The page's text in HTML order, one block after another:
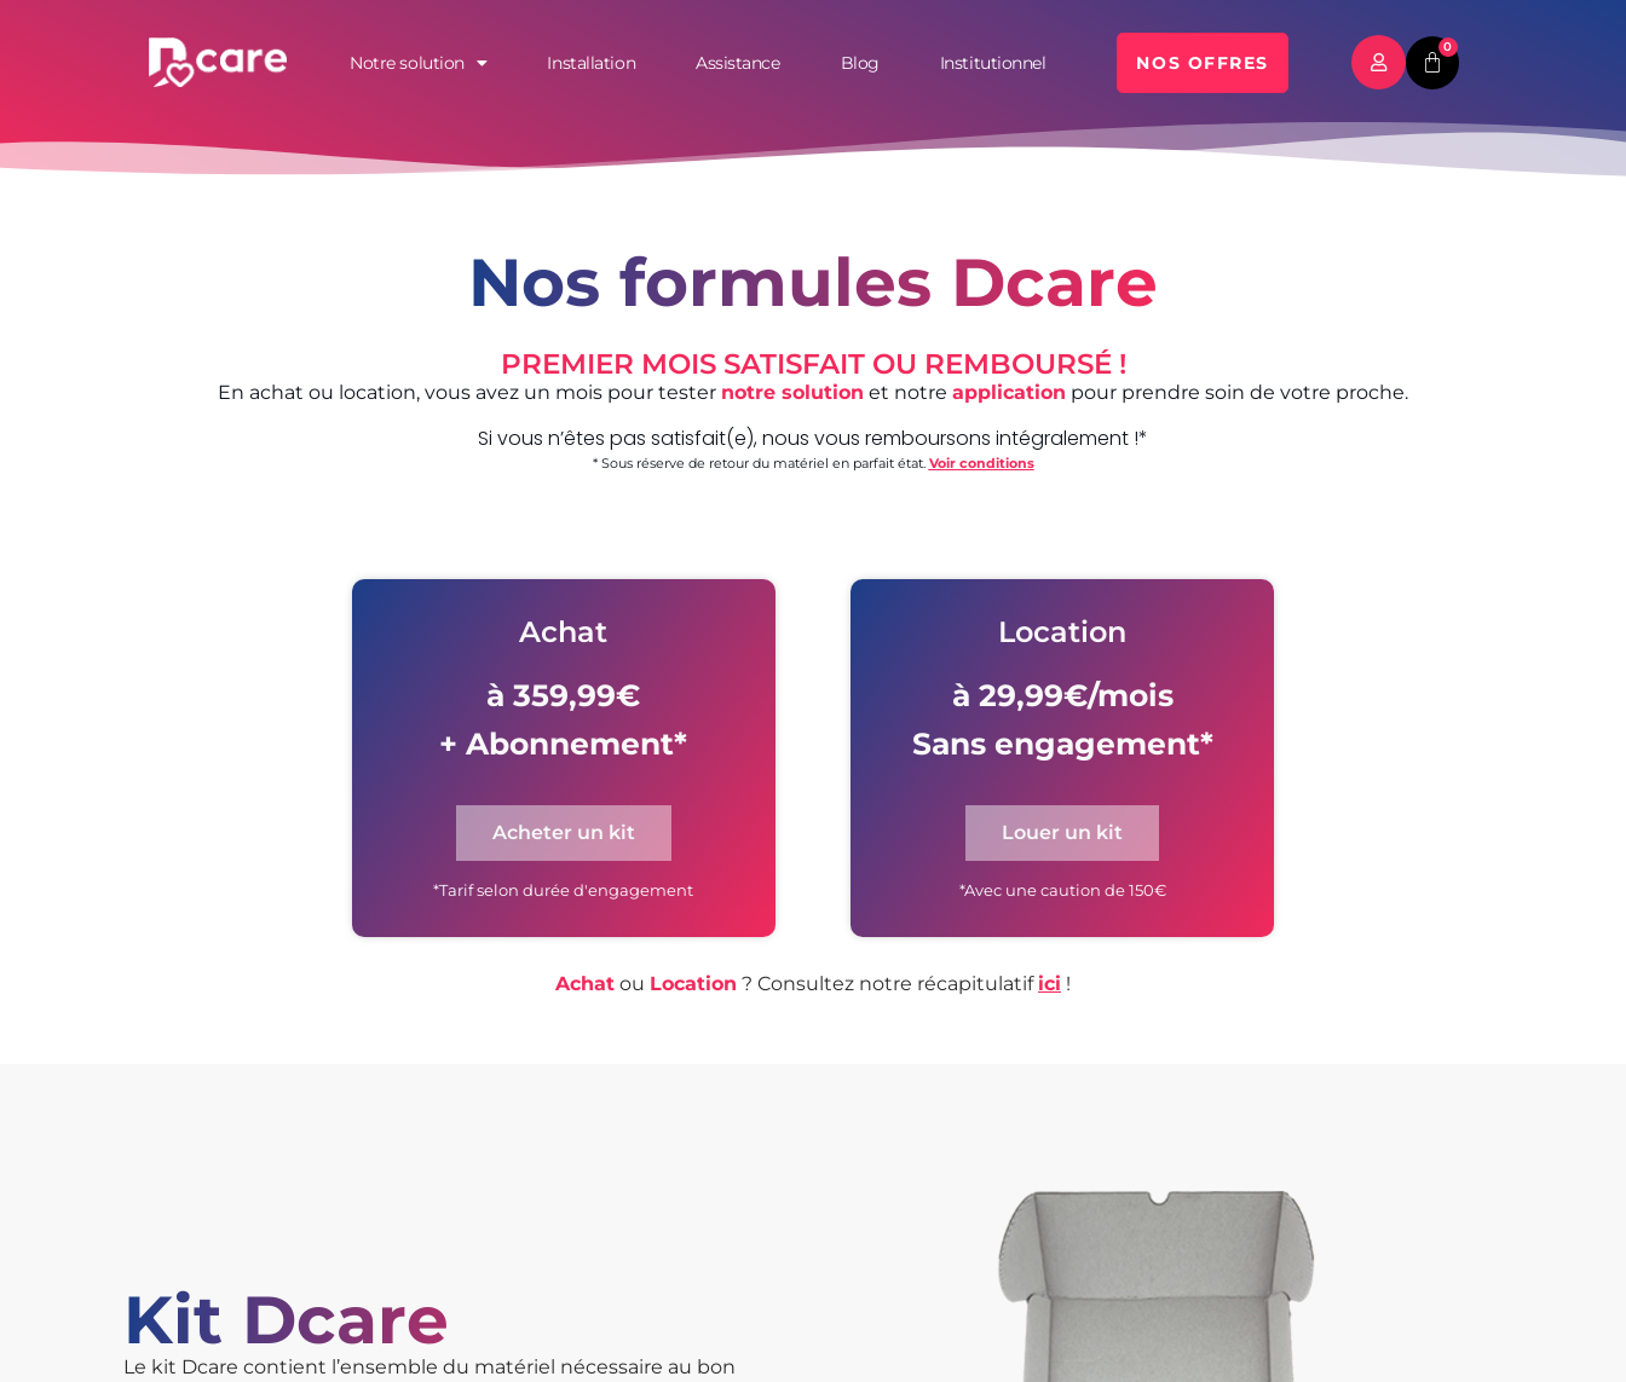
Notre solution Installation Assistance Blog Institutionnel NOS OFFRES
0
Nos formules Dcare
PREMIER MOIS SATISFAIT OU REMBOURSÉ !
En achat ou location, vous avez un mois pour tester notre solution et notre application pour prendre soin de votre proche.
Si vous n’êtes pas satisfait(e), nous vous remboursons intégralement !*
* Sous réserve de retour du matériel en parfait état. Voir conditions
Location
à 29,99€/mois
Sans engagement*
Louer un kit
*Avec une caution de 150€
Achat
à 359,99€
+ Abonnement*
Acheter un kit
*Tarif selon durée d'engagement
Achat ou Location ? Consultez notre récapitulatif ici !
Kit Dcare
Le kit Dcare contient l’ensemble du matériel nécessaire au bon